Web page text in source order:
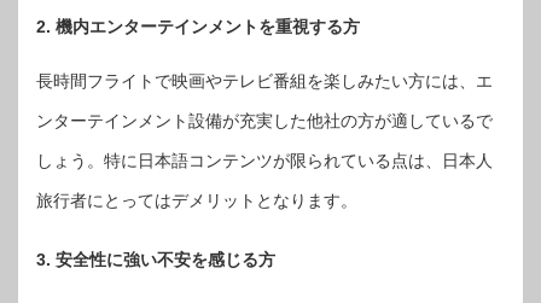
2. 機内エンターテインメントを重視する方
長時間フライトで映画やテレビ番組を楽しみたい方には、エ
ンターテインメント設備が充実した他社の方が適しているで
しょう。特に日本語コンテンツが限られている点は、日本人
旅行者にとってはデメリットとなります。
3. 安全性に強い不安を感じる方